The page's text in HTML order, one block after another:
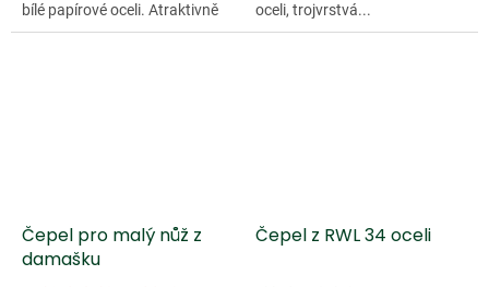
bílé papírové oceli. Atraktivně
zpracovaný povrch horní části
oceli, trojvrstvá...
Čepel pro malý nůž z
damašku
Čepel z RWL 34 oceli